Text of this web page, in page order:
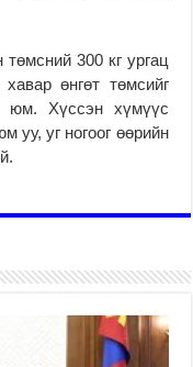
300 кг ургац
өнгөт төмсийг
юм. Хүссэн хүмүүс
уу, уг ногоог өөрийн